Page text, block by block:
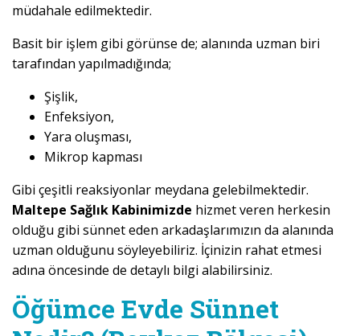
müdahale edilmektedir.
Basit bir işlem gibi görünse de; alanında uzman biri
tarafından yapılmadığında;
Şişlik,
Enfeksiyon,
Yara oluşması,
Mikrop kapması
Gibi çeşitli reaksiyonlar meydana gelebilmektedir.
Maltepe Sağlık Kabinimizde hizmet veren herkesin
olduğu gibi sünnet eden arkadaşlarımızın da alanında
uzman olduğunu söyleyebiliriz. İçinizin rahat etmesi
adına öncesinde de detaylı bilgi alabilirsiniz.
Öğümce Evde Sünnet